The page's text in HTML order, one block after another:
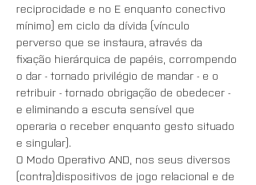
reciprocidade e no E enquanto conectivo
mínimo) em ciclo da dívida (vínculo
perverso que se instaura, através da
fixação hierárquica de papéis, corrompendo
o dar - tornado privilégio de mandar - e o
retribuir - tornado obrigação de obedecer -
e eliminando a escuta sensível que
operaria o receber enquanto gesto situado
e singular).
O Modo Operativo AND, nos seus diversos
(contra)dispositivos de jogo relacional e de